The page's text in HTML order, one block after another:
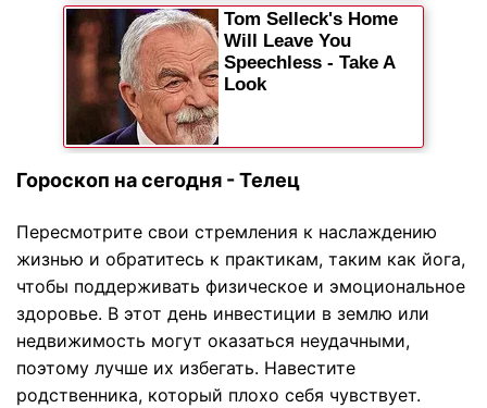
Гороскоп на сегодня - Телец
Пересмотрите свои стремления к наслаждению
жизнью и обратитесь к практикам, таким как йога,
чтобы поддерживать физическое и эмоциональное
здоровье. В этот день инвестиции в землю или
недвижимость могут оказаться неудачными,
поэтому лучше их избегать. Навестите
родственника, который плохо себя чувствует.